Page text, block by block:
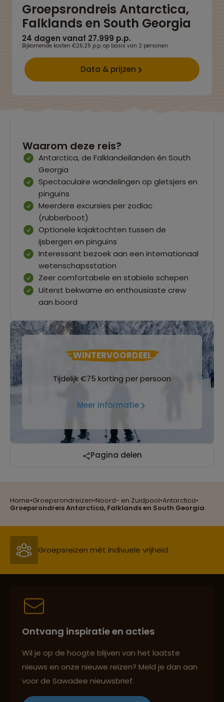
Home•Groepsrondreizen•Noord- en Zuidpool•Antarctica•
Groepsrondreis Antarctica, Falklands en South Georgia
Groepsrondreis Antarctica,
Falklands en South Georgia
24 dagen vanaf 27.999 p.p.
Bijkomende kosten €26,25 p.p. op basis van 2 personen
Data & prijzen
Waarom deze reis?
Antarctica, de Falklandeilanden én South
Georgia
Spectaculaire wandelingen op gletsjers en
pinguïns
Meerdere excursies per zodiac
(rubberboot)
Optionele kajaktochten tussen de
ijsbergen en pinguïns
Interessant bezoek aan een internationaal
wetenschapsstation
Zeer comfortabele en stabiele schepen
Uiterst bekwame en enthousiaste crew
aan boord
WINTERVOORDEEL
Tijdelijk €75 korting per persoon
Meer informatie
Pagina delen
Reizen met oog voor mens, cultuur en milieu
Groepsreizen mét indivuele vrijheid
Reiszekerheid met Sawadee
Persoonlijk en deskundig reisadvies
Groepsreizen mét indivuele vrijheid
Ontvang inspiratie en acties
Wil je op de hoogte blijven van het laatste
nieuws en onze nieuwe reizen? Meld je dan aan
voor de Sawadee nieuwsbrief.